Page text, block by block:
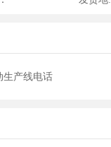
生产线电话